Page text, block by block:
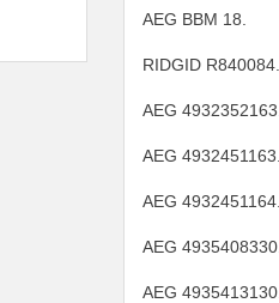
AEG BBM 18.
RIDGID R840084.
AEG 4932352163.
AEG 4932451163.
AEG 4932451164.
AEG 4935408330.
AEG 4935413130.